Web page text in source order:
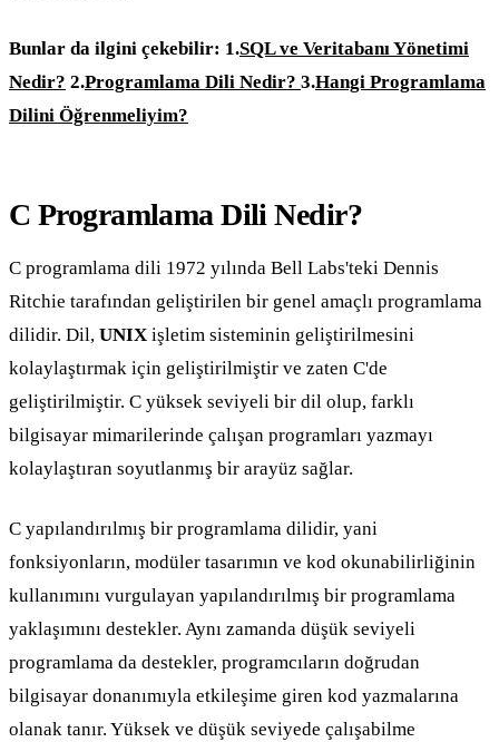
Bunlar da ilgini çekebilir: 1.SQL ve Veritabanı Yönetimi
Nedir? 2.Programlama Dili Nedir? 3.Hangi Programlama
Dilini Öğrenmeliyim?
C Programlama Dili Nedir?
C programlama dili 1972 yılında Bell Labs'teki Dennis
Ritchie tarafından geliştirilen bir genel amaçlı programlama
dilidir. Dil, UNIX işletim sisteminin geliştirilmesini
kolaylaştırmak için geliştirilmiştir ve zaten C'de
geliştirilmiştir. C yüksek seviyeli bir dil olup, farklı
bilgisayar mimarilerinde çalışan programları yazmayı
kolaylaştıran soyutlanmış bir arayüz sağlar.
C yapılandırılmış bir programlama dilidir, yani
fonksiyonların, modüler tasarımın ve kod okunabilirliğinin
kullanımını vurgulayan yapılandırılmış bir programlama
yaklaşımını destekler. Aynı zamanda düşük seviyeli
programlama da destekler, programcıların doğrudan
bilgisayar donanımıyla etkileşime giren kod yazmalarına
olanak tanır. Yüksek ve düşük seviyede çalışabilme